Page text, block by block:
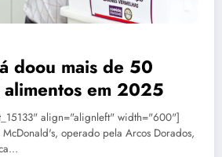
doou mais de 50
em 2025
align="alignleft" width="600"]
operado pela Arcos Dorados,